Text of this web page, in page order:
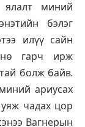
ялалт миний
бэлэг
илүү сайн
гарч ирж
болж байв.
ариусах
чадах цор
Вагнерын